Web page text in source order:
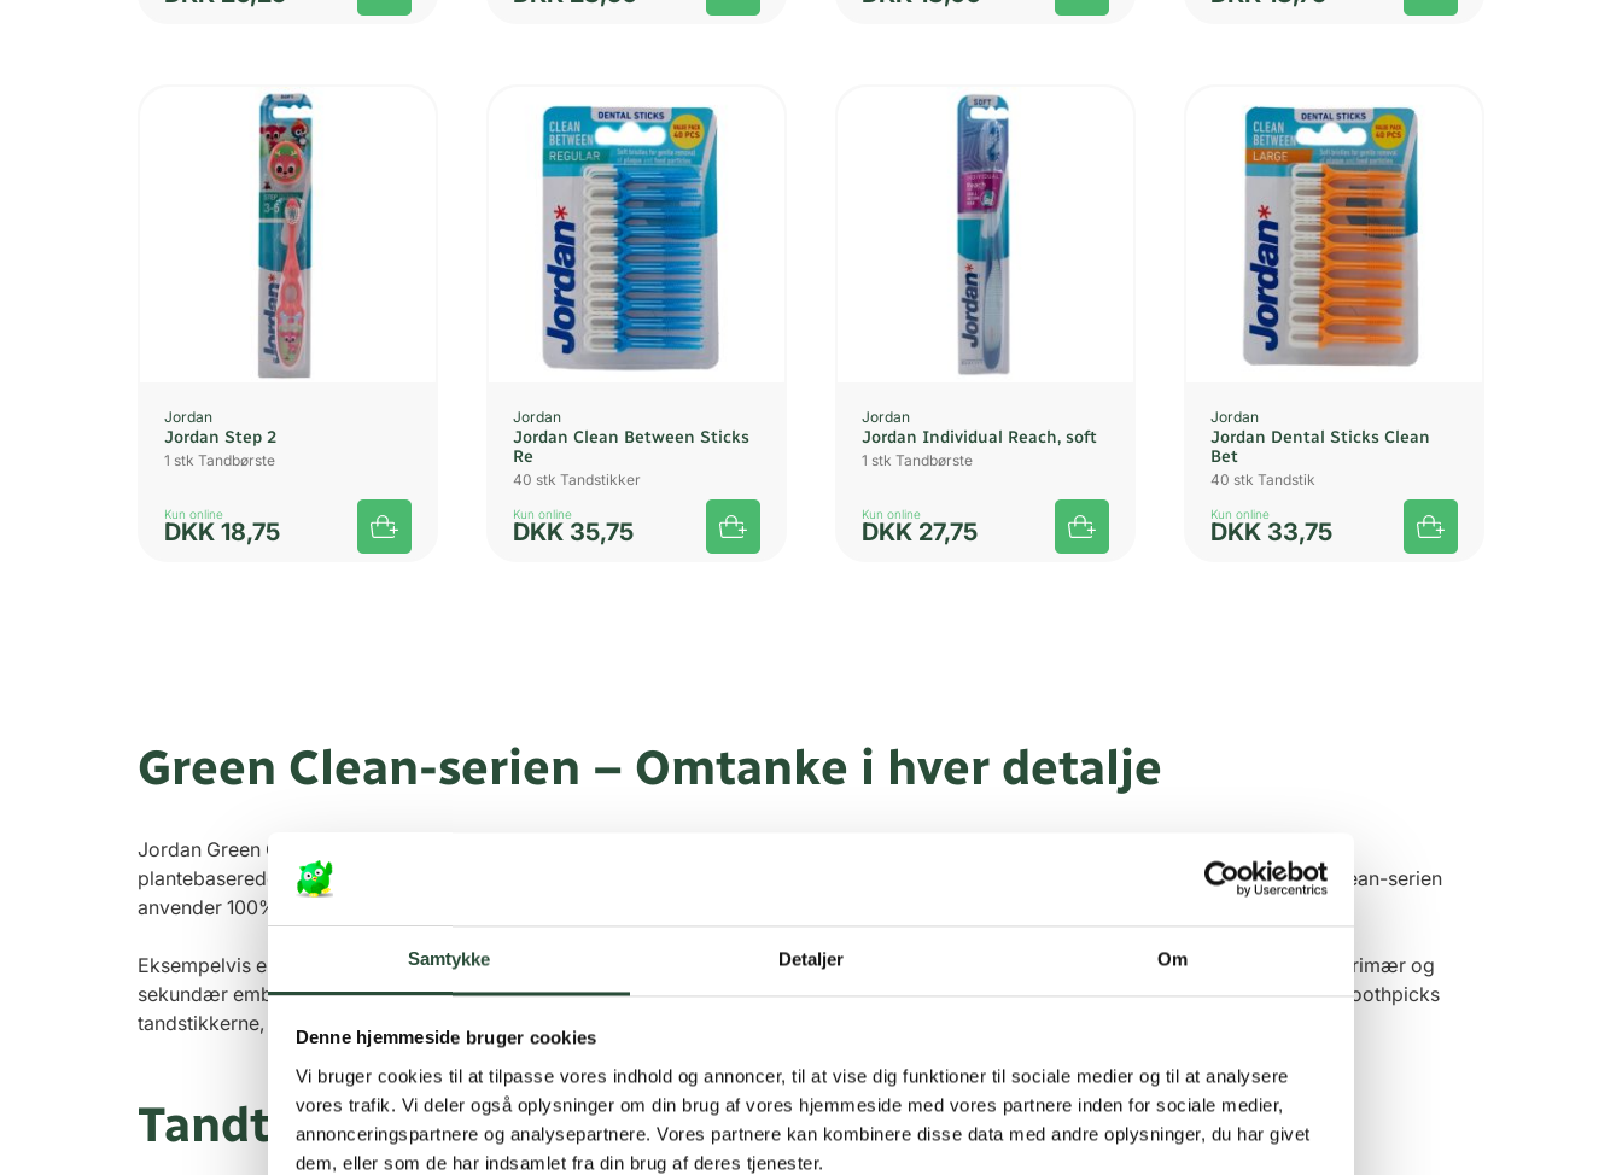
Samtykke Detaljer Om
Denne hjemmeside bruger cookies
Vi bruger cookies til at tilpasse vores indhold og annoncer, til at vise dig funktioner til sociale medier og til at analysere
vores trafik. Vi deler også oplysninger om din brug af vores hjemmeside med vores partnere inden for sociale medier,
annonceringspartnere og analysepartnere. Vores partnere kan kombinere disse data med andre oplysninger, du har givet
dem, eller som de har indsamlet fra din brug af deres tjenester.
Jordan
Jordan Step 2
1 stk Tandbørste
Kun online
DKK 18,75
Jordan
Jordan Clean Between Sticks
Re
40 stk Tandstikker
Kun online
DKK 35,75
Jordan
Jordan Individual Reach, soft
1 stk Tandbørste
Kun online
DKK 27,75
Jordan
Jordan Dental Sticks Clean
Bet
40 stk Tandstik
Kun online
DKK 33,75
Green Clean-serien – Omtanke i hver detalje
Jordan Green Clean-serien er udviklet med fokus på miljø og funktionalitet. Produkterne i denne serie fremstilles med genanvendte eller
plantebaserede materialer, og emballagen er optimeret med henblik på minimal ressourceanvendelse. Mange af produkterne i Green Clean-serien
anvender 100% genbrugspap eller plast i henholdsvis emballage og dele af produktet, hvilket reducerer behovet for nye materialer.
Eksempelvis er tandtråden i Jordan Green Clean Dental Floss fremstillet af et vegansk materiale, mens beholderen fungerer både som primær og
sekundær emballage – en løsning der bidrager til reduktion i samlet emballagemængde. Samme tilgang gør sig gældende ved Jordan Toothpicks
tandstikkerne, der er lavet af nordisk birketræ og leveres i papemballage fremstillet af genbrugsmaterialer.
Tandtråd og tilbehør med omtanke